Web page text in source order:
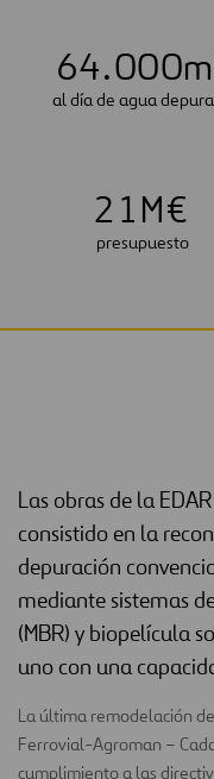
64.000
al día de agua
21M€
presupuesto
Las obras de la
consistido en la
depuración
mediante sistemas
(MBR) y biopelícula
uno con una
La última remodelación
Ferrovial-Agroman –
cumplimiento a las